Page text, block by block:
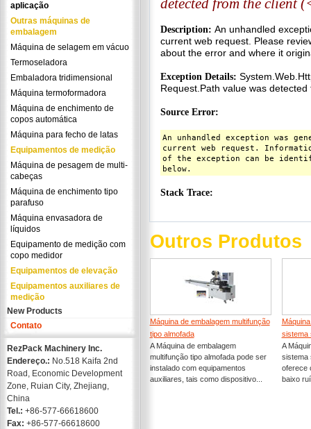
aplicação
Outras máquinas de
embalagem
Máquina de selagem em vácuo
Termoseladora
Embaladora tridimensional
Máquina termoformadora
Máquina de enchimento de
copos automática
Máquina para fecho de latas
Equipamentos de medição
Máquina de pesagem de multi-
cabeças
Máquina de enchimento tipo
parafuso
Máquina envasadora de
líquidos
Equipamento de medição com
copo medidor
Equipamentos de elevação
Equipamentos auxiliares de
medição
New Products
Contato
RezPack Machinery Inc.
Endereço.: No.518 Kaifa 2nd
Road, Economic Development
Zone, Ruian City, Zhejiang,
China
Tel.: +86-577-66618600
Fax: +86-577-66618600
Outros Produtos
Máquina de embalagem multifunção
tipo almofada
A Máquina de embalagem
multifunção tipo almofada pode ser
instalado com equipamentos
auxiliares, tais como dispositivo...
sistema
A
sistema
oferece
baixo